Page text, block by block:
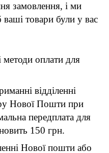
замовлення, і ми
товари були у вас
оплати для
відділенні
Нової Пошти при
передплата для
150 грн.
Нової пошти або